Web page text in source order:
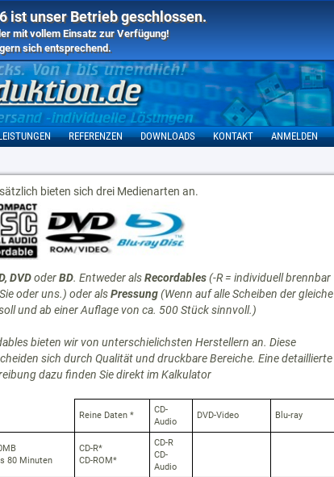
ist unser Betrieb geschlossen.
mit vollem Einsatz zur Verfügung!
sich entsprechend.
REFERENZEN DOWNLOADS KONTAKT ANMELDEN
bieten sich drei Medienarten an.
DVDoderBD. Entweder alsRecordables(-R = individuell brennbar
oder uns.) oder alsPressung(Wenn auf alle Scheiben der gleiche
und ab einer Auflage von ca. 500 Stück sinnvoll.)
bieten wir von unterschielichsten Herstellern an. Diese
sich durch Qualität und druckbare Bereiche. Eine detaillierte
dazu finden Sie direkt im Kalkulator
Reine Daten *
CD-
Audio
DVD-Video Blu-ray
80 Minuten
CD-R*
CD-ROM*
CD-R
CD-
Audio